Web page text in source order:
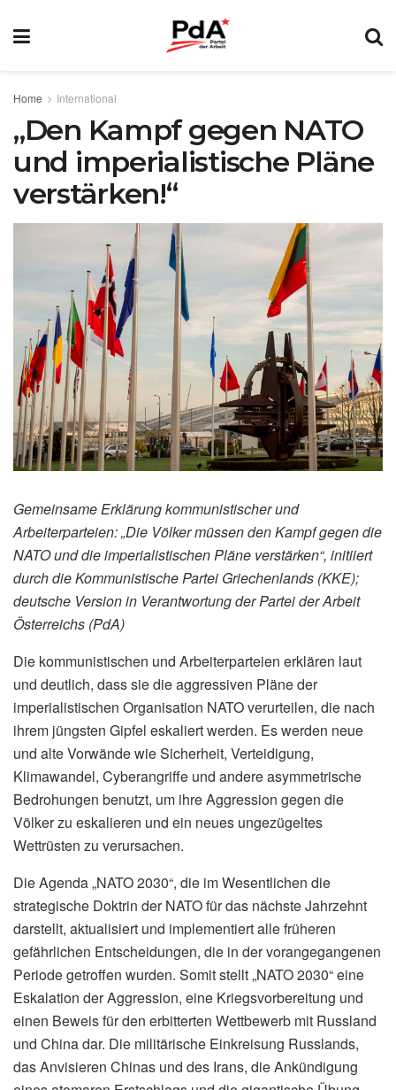
Home International
„Den Kampf gegen NATO
und imperialistische Pläne
verstärken!“
Gemeinsame Erklärung kommunistischer und
Arbeiterparteien: „Die Völker müssen den Kampf gegen die
NATO und die imperialistischen Pläne verstärken“, initiiert
durch die Kommunistische Partei Griechenlands (KKE);
deutsche Version in Verantwortung der Partei der Arbeit
Österreichs (PdA)
Die kommunistischen und Arbeiterparteien erklären laut
und deutlich, dass sie die aggressiven Pläne der
imperialistischen Organisation NATO verurteilen, die nach
ihrem jüngsten Gipfel eskaliert werden. Es werden neue
und alte Vorwände wie Sicherheit, Verteidigung,
Klimawandel, Cyberangriffe und andere asymmetrische
Bedrohungen benutzt, um ihre Aggression gegen die
Völker zu eskalieren und ein neues ungezügeltes
Wettrüsten zu verursachen.
Die Agenda „NATO 2030“, die im Wesentlichen die
strategische Doktrin der NATO für das nächste Jahrzehnt
darstellt, aktualisiert und implementiert alle früheren
gefährlichen Entscheidungen, die in der vorangegangenen
Periode getroffen wurden. Somit stellt „NATO 2030“ eine
Eskalation der Aggression, eine Kriegsvorbereitung und
einen Beweis für den erbitterten Wettbewerb mit Russland
und China dar. Die militärische Einkreisung Russlands,
das Anvisieren Chinas und des Irans, die Ankündigung